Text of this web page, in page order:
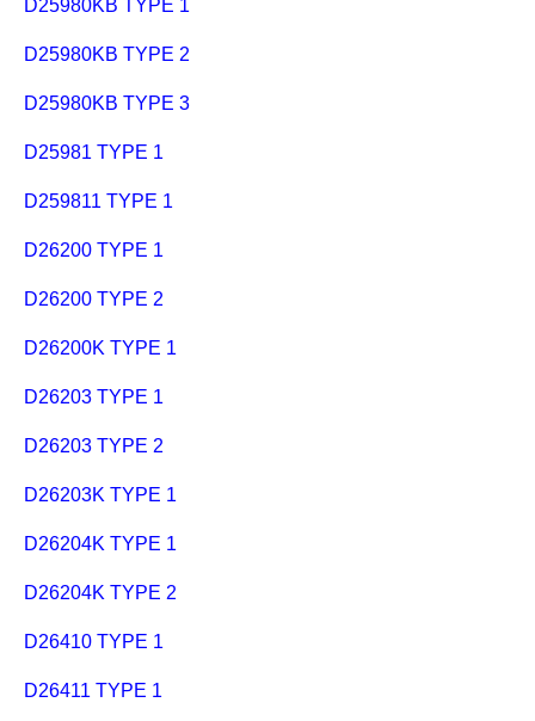
D25980KB TYPE 1
D25980KB TYPE 2
D25980KB TYPE 3
D25981 TYPE 1
D259811 TYPE 1
D26200 TYPE 1
D26200 TYPE 2
D26200K TYPE 1
D26203 TYPE 1
D26203 TYPE 2
D26203K TYPE 1
D26204K TYPE 1
D26204K TYPE 2
D26410 TYPE 1
D26411 TYPE 1